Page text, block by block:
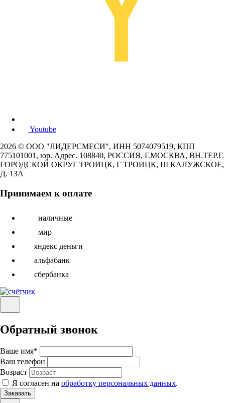
Youtube
2026 © ООО "ЛИДЕРСМЕСИ", ИНН 5074079519, КПП
775101001, юр. Адрес. 108840, РОССИЯ, Г.МОСКВА, ВН.ТЕР.Г.
ГОРОДСКОЙ ОКРУГ ТРОИЦК, Г ТРОИЦК, Ш КАЛУЖСКОЕ,
Д. 13А
Принимаем к оплате
наличные
мир
яндекс деньги
альфабанк
сбербанка
Обратный звонок
Ваше имя*
Ваш телефон
Возраст
Я согласен на обработку персональных данных.